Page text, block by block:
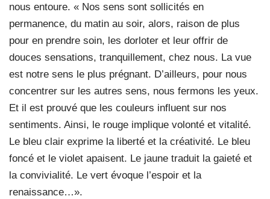
nous entoure. « Nos sens sont sollicités en
permanence, du matin au soir, alors, raison de plus
pour en prendre soin, les dorloter et leur offrir de
douces sensations, tranquillement, chez nous. La vue
est notre sens le plus prégnant. D’ailleurs, pour nous
concentrer sur les autres sens, nous fermons les yeux.
Et il est prouvé que les couleurs influent sur nos
sentiments. Ainsi, le rouge implique volonté et vitalité.
Le bleu clair exprime la liberté et la créativité. Le bleu
foncé et le violet apaisent. Le jaune traduit la gaieté et
la convivialité. Le vert évoque l’espoir et la
renaissance…».